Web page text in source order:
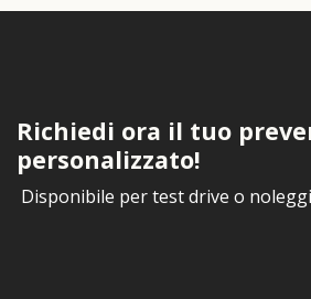
Richiedi ora il tuo
personalizzato!
Disponibile per test drive o